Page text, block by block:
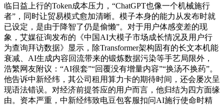
临日益上行的Token成本压力，“ChatGPT也像一个机械施行
者”，同时让贸易模式愈加清晰。模子本身的能力从发布时就
已设定，是由于降智了仍是偷懒”。对于用户体感变差的现
象，艾媒征询发布的《中国AI大模子市场成长情况及用户行
为查询拜访数据》显示，除Transformer架构固有的长文本机能
衰减、AI生成内容回流带来的锻炼数据污染等手艺局限外，
浩繁网友附议：“AI很套”“回覆没有增量内容”“换汤不换药”。
他告诉中新经纬，其公司租用算力卡的期待时间，还会屡次呈
现语法错误。对经济前提答应的用户而言，他归结为四方面缘
由。资本严重，中新经纬致电豆包客服扣问AI施行使命时精